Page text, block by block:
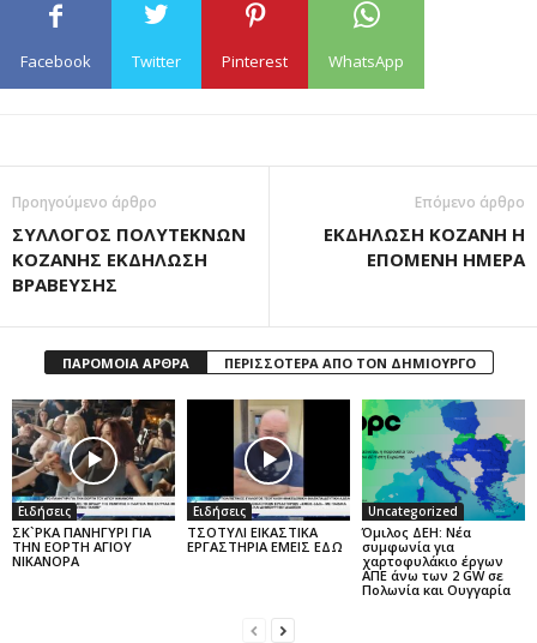
Facebook Twitter Pinterest WhatsApp
Προηγούμενο άρθρο
ΣΥΛΛΟΓΟΣ ΠΟΛΥΤΕΚΝΩΝ
ΚΟΖΑΝΗΣ ΕΚΔΗΛΩΣΗ
ΒΡΑΒΕΥΣΗΣ
Επόμενο άρθρο
ΕΚΔΗΛΩΣΗ ΚΟΖΑΝΗ Η
ΕΠΟΜΕΝΗ ΗΜΕΡΑ
ΠΑΡΟΜΟΙΑ ΑΡΘΡΑ ΠΕΡΙΣΣΟΤΕΡΑ ΑΠΟ ΤΟΝ ΔΗΜΙΟΥΡΓΟ
Ειδήσεις
ΣΚ`ΡΚΑ ΠΑΝΗΓΥΡΙ ΓΙΑ
ΤΗΝ ΕΟΡΤΗ ΑΓΙΟΥ
ΝΙΚΑΝΟΡΑ
Ειδήσεις
ΤΣΟΤΥΛΙ ΕΙΚΑΣΤΙΚΑ
ΕΡΓΑΣΤΗΡΙΑ ΕΜΕΙΣ ΕΔΩ
Uncategorized
Όμιλος ΔΕΗ: Νέα
συμφωνία για
χαρτοφυλάκιο έργων
ΑΠΕ άνω των 2 GW σε
Πολωνία και Ουγγαρία